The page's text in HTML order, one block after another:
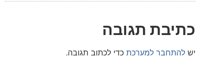
תגובה
למערכתכדי לכתוב תגובה.